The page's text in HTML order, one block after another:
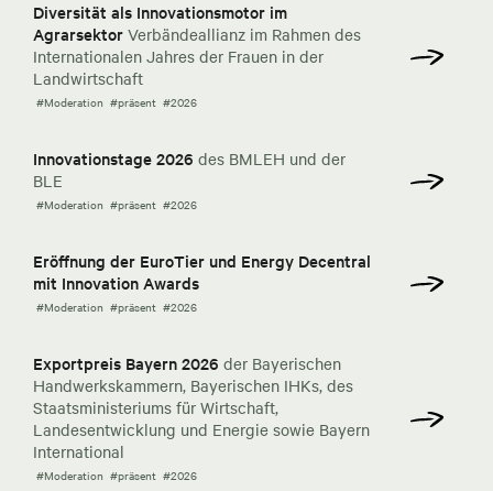
Diversität als Innovationsmotor im
Agrarsektor Verbändeallianz im Rahmen des
Internationalen Jahres der Frauen in der
Landwirtschaft
#Moderation #präsent #2026
Innovationstage 2026 des BMLEH und der
BLE
#Moderation #präsent #2026
Eröffnung der EuroTier und Energy Decentral
mit Innovation Awards
#Moderation #präsent #2026
Exportpreis Bayern 2026 der Bayerischen
Handwerkskammern, Bayerischen IHKs, des
Staatsministeriums für Wirtschaft,
Landesentwicklung und Energie sowie Bayern
International
#Moderation #präsent #2026